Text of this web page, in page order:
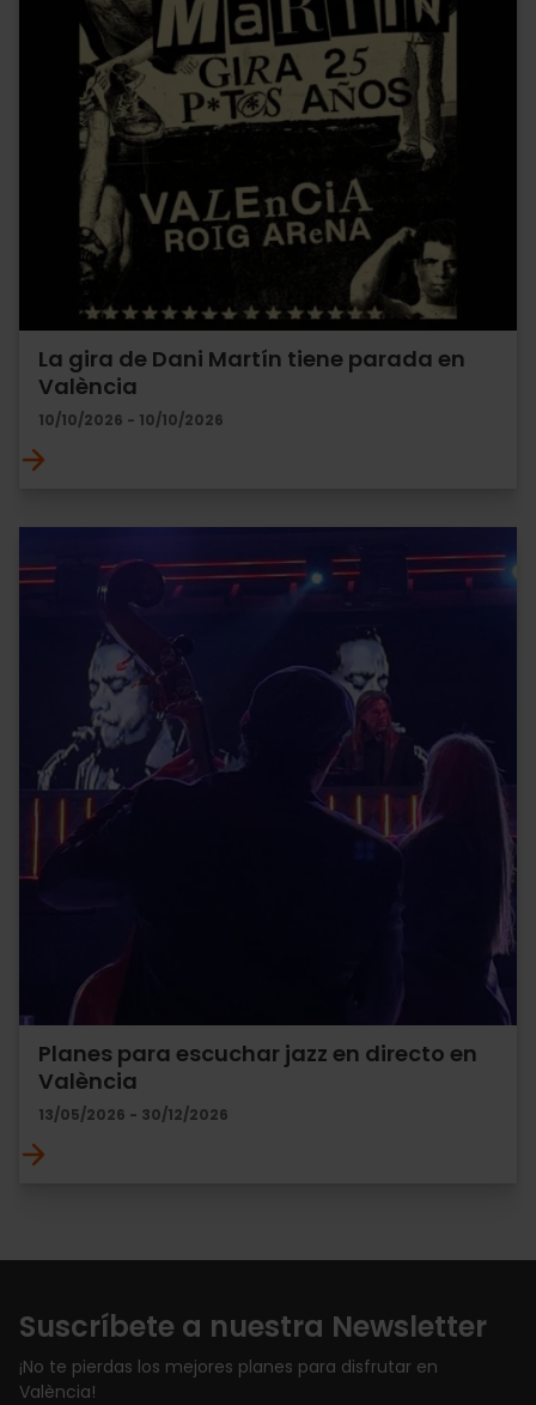
La gira de Dani Martín tiene parada en
València
10/10/2026 - 10/10/2026
Planes para escuchar jazz en directo en
València
13/05/2026 - 30/12/2026
Suscríbete a nuestra Newsletter
¡No te pierdas los mejores planes para disfrutar en
València!